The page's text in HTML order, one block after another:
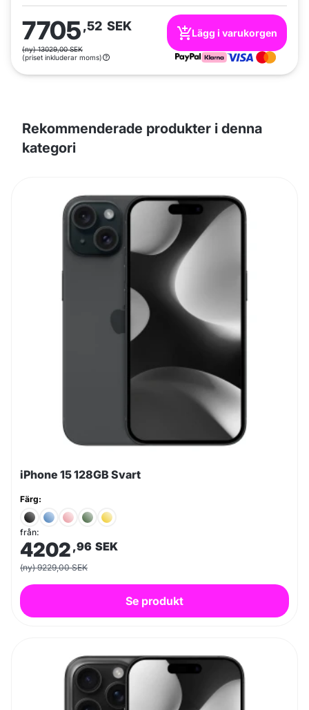
7705,52 SEK
(ny) 13029,00 SEK
(priset inkluderar moms)
Lägg i varukorgen
Rekommenderade produkter i denna
kategori
iPhone 15 128GB Svart
Färg:
från:
4202 ,96 SEK
(ny) 9229,00 SEK
Se produkt